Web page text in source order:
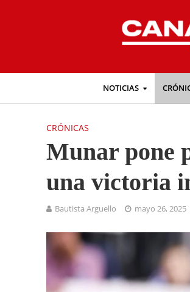
NOTICIAS
CRÓNICAS
Munar pone
una victoria
Bautista Arguello mayo 26, 2025